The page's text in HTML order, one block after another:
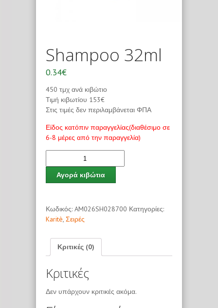
Shampoo 32ml
0.34€
450 τμχ ανά κιβώτιο
Τιμή κιβωτίου 153€
Στις τιμές δεν περιλαμβάνεται ΦΠΑ
Είδος κατόπιν παραγγελίας(διαθέσιμο σε
6-8 μέρες από την παραγγελία)
Αγορά κιβώτια
Κωδικός: AM026SH028700 Κατηγορίες:
Karitè, Σειρές
Κριτικές (0)
Κριτικές
Δεν υπάρχουν κριτικές ακόμα.